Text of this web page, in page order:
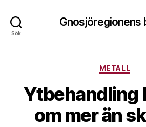
Sök
Gnosjöregionens
METALL
Ytbehandling
om mer än